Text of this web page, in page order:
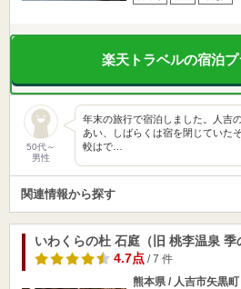
楽天トラベルの宿泊
50代～
男性
年末の旅行で宿泊しました。人吉
あい、しばらくは宿を閉じていた
較はで…
関連情報から探す
いわくらの杜 石庭（旧 桃李温泉 季
4.7点/ 7 件
熊本県 / 人吉市矢黒